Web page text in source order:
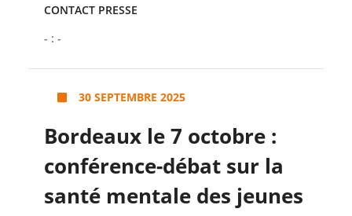
CONTACT PRESSE
- : -
30 SEPTEMBRE 2025
Bordeaux le 7 octobre :
conférence-débat sur la
santé mentale des jeunes